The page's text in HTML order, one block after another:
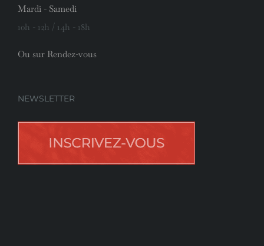
Mardi - Samedi
10h - 12h / 14h - 18h
Ou sur Rendez-vous
NEWSLETTER